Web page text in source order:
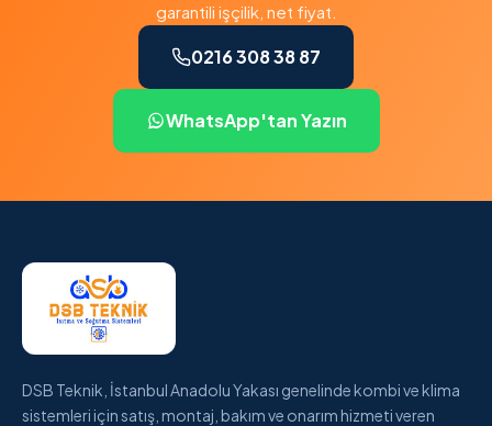
garantili işçilik, net fiyat.
0216 308 38 87
WhatsApp'tan Yazın
DSB Teknik, İstanbul Anadolu Yakası genelinde kombi ve klima
sistemleri için satış, montaj, bakım ve onarım hizmeti veren